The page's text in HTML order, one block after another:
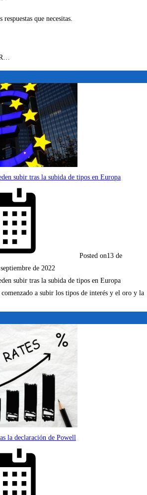
que necesitas.
subir tras la subida de tipos en Europa
Posted on13 de
de 2022
subir tras la subida de tipos en Europa
a subir los tipos de interés y el oro y la
la declaración de Powell